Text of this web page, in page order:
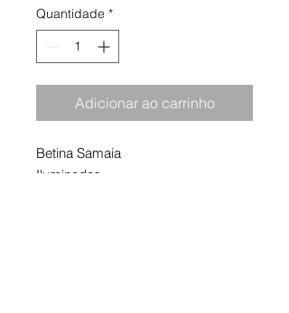
Quantidade *
Adicionar ao carrinho
Betina Samaia
Iluminados